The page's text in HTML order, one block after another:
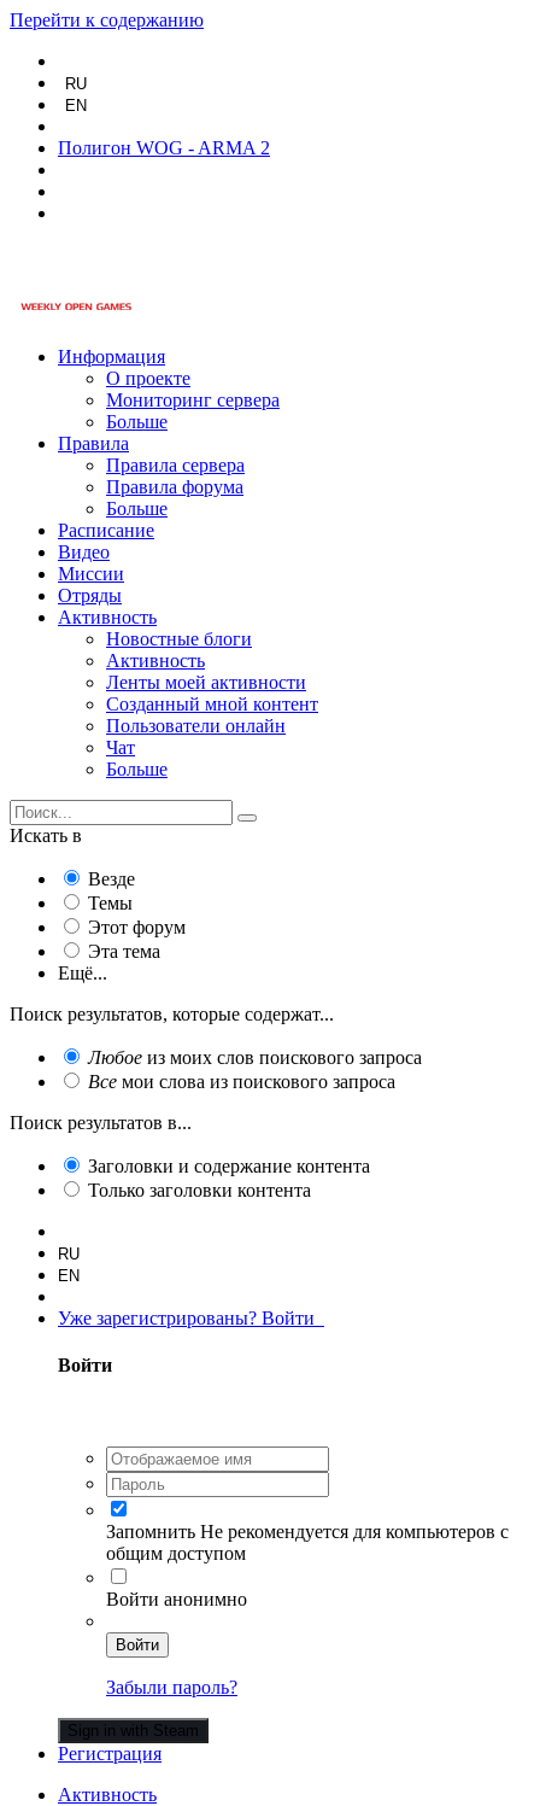
Перейти к содержанию
RU
EN
Полигон WOG - ARMA 2
Информация
О проекте
Мониторинг сервера
Больше
Правила
Правила сервера
Правила форума
Больше
Расписание
Видео
Миссии
Отряды
Активность
Новостные блоги
Активность
Ленты моей активности
Созданный мной контент
Пользователи онлайн
Чат
Больше
Искать в
Везде
Темы
Этот форум
Эта тема
Ещё...
Поиск результатов, которые содержат...
Любое из моих слов поискового запроса
Все мои слова из поискового запроса
Поиск результатов в...
Заголовки и содержание контента
Только заголовки контента
RU
EN
Уже зарегистрированы? Войти
Войти
Запомнить Не рекомендуется для компьютеров с
общим доступом
Войти анонимно
Войти
Забыли пароль?
Sign in with Steam
Регистрация
Активность